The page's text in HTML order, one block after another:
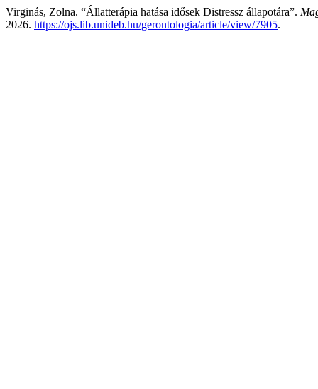
Virginás, Zolna. “Állatterápia hatása idősek Distressz állapotára”.
2026. https://ojs.lib.unideb.hu/gerontologia/article/view/7905.